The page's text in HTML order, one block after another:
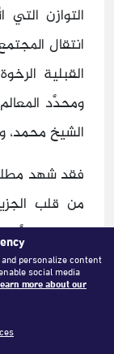
التوازن
انتقال
القبلية
ومحدَّد
الشيخ محمد،
فقد شهد
من قلب
التي
الهجرة إلى
البداوة
الحضري
personalize content
social media
more about our